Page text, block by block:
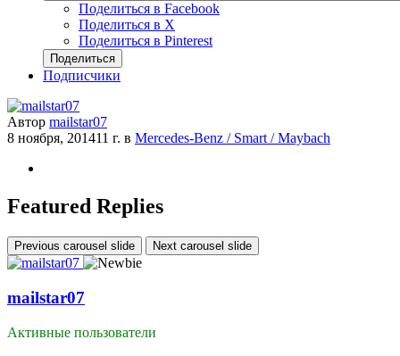
Поделиться в Facebook
Поделиться в X
Поделиться в Pinterest
Поделиться
Подписчики
Автор mailstar07
8 ноября, 201411 г. в Mercedes-Benz / Smart / Maybach
Featured Replies
Previous carousel slide Next carousel slide
mailstar07
Активные пользователи